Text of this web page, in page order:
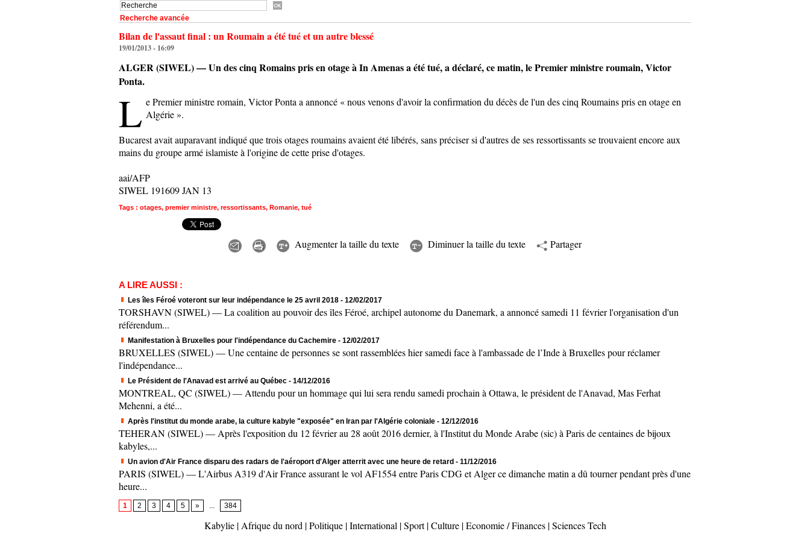
Recherche avancée
Bilan de l'assaut final : un Roumain a été tué et un autre blessé
19/01/2013 - 16:09
ALGER (SIWEL) — Un des cinq Romains pris en otage à In Amenas a été tué, a déclaré, ce matin, le Premier ministre roumain, Victor
Ponta.
L e Premier ministre romain, Victor Ponta a annoncé « nous venons d'avoir la confirmation du décès de l'un des cinq Roumains pris en otage en
Algérie ».
Bucarest avait auparavant indiqué que trois otages roumains avaient été libérés, sans préciser si d'autres de ses ressortissants se trouvaient encore aux
mains du groupe armé islamiste à l'origine de cette prise d'otages.
aai/AFP
SIWEL 191609 JAN 13
Tags : otages, premier ministre, ressortissants, Romanie, tué
Augmenter la taille du texte Diminuer la taille du texte Partager
A LIRE AUSSI :
Les îles Féroé voteront sur leur indépendance le 25 avril 2018 - 12/02/2017
TORSHAVN (SIWEL) — La coalition au pouvoir des îles Féroé, archipel autonome du Danemark, a annoncé samedi 11 février l'organisation d'un
référendum...
Manifestation à Bruxelles pour l'indépendance du Cachemire - 12/02/2017
BRUXELLES (SIWEL) — Une centaine de personnes se sont rassemblées hier samedi face à l'ambassade de l’Inde à Bruxelles pour réclamer
l'indépendance...
Le Président de l'Anavad est arrivé au Québec - 14/12/2016
MONTREAL, QC (SIWEL) — Attendu pour un hommage qui lui sera rendu samedi prochain à Ottawa, le président de l'Anavad, Mas Ferhat
Mehenni, a été...
Après l'institut du monde arabe, la culture kabyle "exposée" en Iran par l'Algérie coloniale - 12/12/2016
TEHERAN (SIWEL) — Après l'exposition du 12 février au 28 août 2016 dernier, à l'Institut du Monde Arabe (sic) à Paris de centaines de bijoux
kabyles,...
Un avion d'Air France disparu des radars de l'aéroport d'Alger atterrit avec une heure de retard - 11/12/2016
PARIS (SIWEL) — L'Airbus A319 d'Air France assurant le vol AF1554 entre Paris CDG et Alger ce dimanche matin a dû tourner pendant près d'une
heure...
1 2 3 4 5 » 384
Kabylie | Afrique du nord |Politique |International |Sport |Culture |Economie / Finances |Sciences Tech